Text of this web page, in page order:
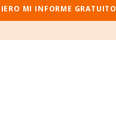
MI INFORME GRATUITO